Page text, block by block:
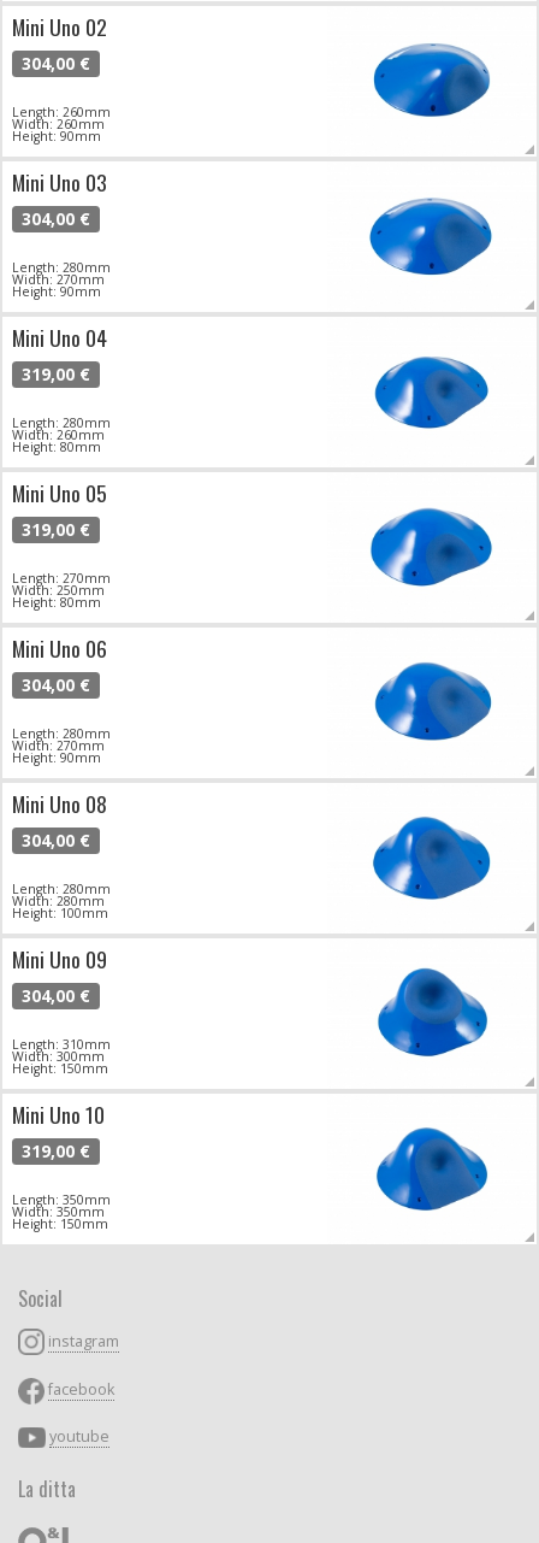
Mini Uno 02
304,00 €
Length: 260mm
Width: 260mm
Height: 90mm
Mini Uno 03
304,00 €
Length: 280mm
Width: 270mm
Height: 90mm
Mini Uno 04
319,00 €
Length: 280mm
Width: 260mm
Height: 80mm
Mini Uno 05
319,00 €
Length: 270mm
Width: 250mm
Height: 80mm
Mini Uno 06
304,00 €
Length: 280mm
Width: 270mm
Height: 90mm
Mini Uno 08
304,00 €
Length: 280mm
Width: 280mm
Height: 100mm
Mini Uno 09
304,00 €
Length: 310mm
Width: 300mm
Height: 150mm
Mini Uno 10
319,00 €
Length: 350mm
Width: 350mm
Height: 150mm
Social
instagram
facebook
youtube
La ditta